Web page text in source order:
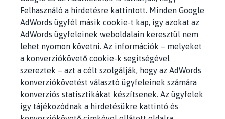
Felhasználó a hirdetésre kattintott. Minden Google
AdWords ügyfél másik cookie-t kap, így azokat az
AdWords ügyfeleinek weboldalain keresztül nem
lehet nyomon követni. Az információk – melyeket
a konverziókövető cookie-k segítségével
szereztek – azt a célt szolgálják, hogy az AdWords
konverziókövetést választó ügyfeleinek számára
konverziós statisztikákat készítsenek. Az ügyfelek
így tájékozódnak a hirdetésükre kattintó és